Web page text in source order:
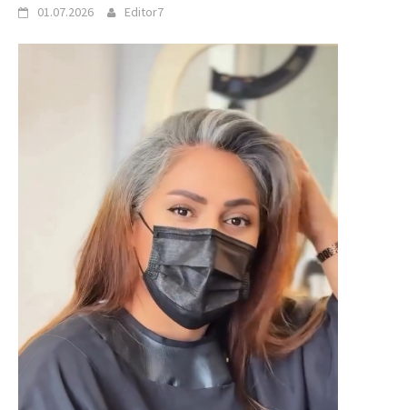
01.07.2026 Editor7